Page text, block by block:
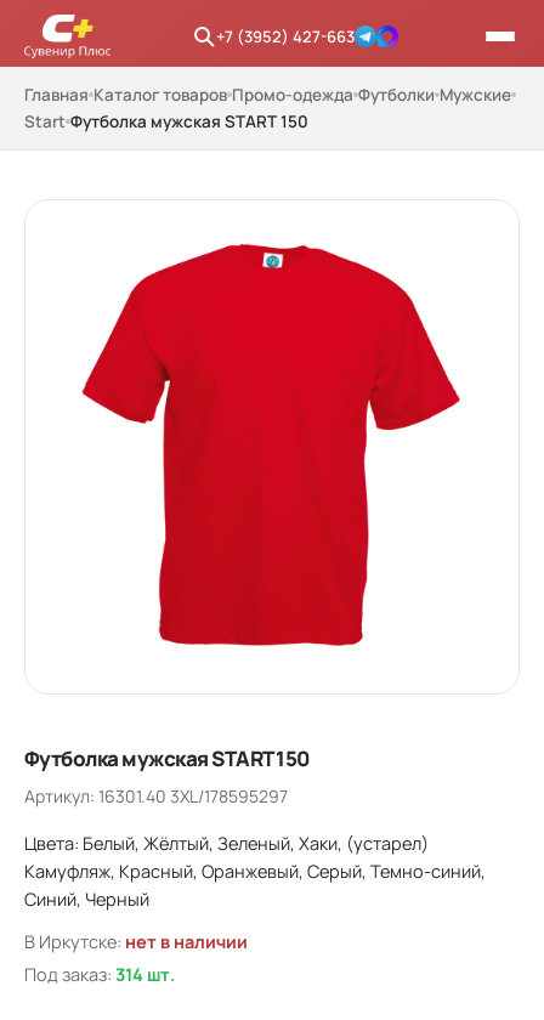
+7 (3952) 427-663
Главная Каталог товаров Промо-одежда Футболки Мужские
Start Футболка мужская START 150
Футболка мужская START 150
Артикул: 16301.40 3XL/178595297
Цвета: Белый, Жёлтый, Зеленый, Хаки, (устарел)
Камуфляж, Красный, Оранжевый, Серый, Темно-синий,
Синий, Черный
В Иркутске: нет в наличии
Под заказ: 314 шт.